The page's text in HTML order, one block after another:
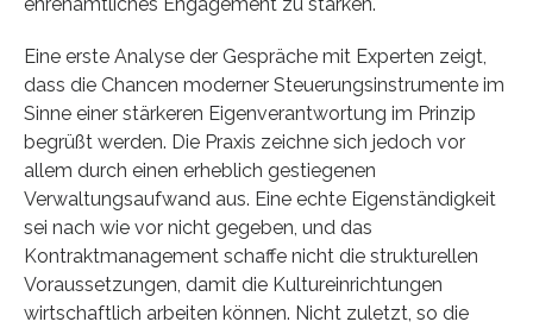
Eine erste Analyse der Gespräche mit Experten zeigt,
dass die Chancen moderner Steuerungsinstrumente im
Sinne einer stärkeren Eigenverantwortung im Prinzip
begrüßt werden. Die Praxis zeichne sich jedoch vor
allem durch einen erheblich gestiegenen
Verwaltungsaufwand aus. Eine echte Eigenständigkeit
sei nach wie vor nicht gegeben, und das
Kontraktmanagement schaffe nicht die strukturellen
Voraussetzungen, damit die Kultureinrichtungen
wirtschaftlich arbeiten können. Nicht zuletzt, so die